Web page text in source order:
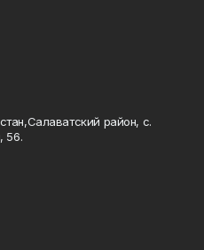
район, с.
56.